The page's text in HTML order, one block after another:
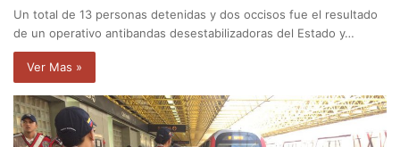
Un total de 13 personas detenidas y dos occisos fue el resultado
de un operativo antibandas desestabilizadoras del Estado y…
Ver Mas »